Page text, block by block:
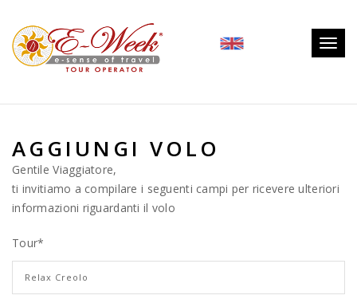
AGGIUNGI VOLO
Gentile Viaggiatore,
ti invitiamo a compilare i seguenti campi per ricevere ulteriori
informazioni riguardanti il volo
Tour*